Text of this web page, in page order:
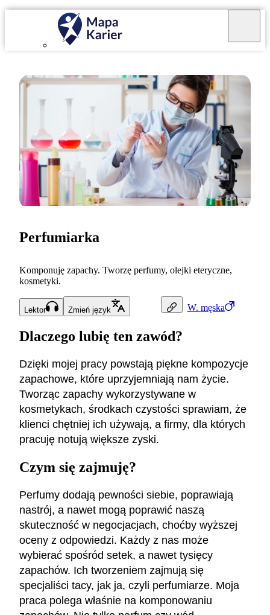
W. męska
Perfumiarka
Komponuję zapachy. Tworzę perfumy, olejki eteryczne,
kosmetyki.
Lektor Zmień język
Dlaczego lubię ten zawód?
Dzięki mojej pracy powstają piękne kompozycje
zapachowe, które uprzyjemniają nam życie.
Tworząc zapachy wykorzystywane w
kosmetykach, środkach czystości sprawiam, że
klienci chętniej ich używają, a firmy, dla których
pracuję notują większe zyski.
Czym się zajmuję?
Perfumy dodają pewności siebie, poprawiają
nastrój, a nawet mogą poprawić naszą
skuteczność w negocjacjach, choćby wyższej
oceny z odpowiedzi. Każdy z nas może
wybierać spośród setek, a nawet tysięcy
zapachów. Ich tworzeniem zajmują się
specjaliści tacy, jak ja, czyli perfumiarze. Moja
praca polega właśnie na komponowaniu